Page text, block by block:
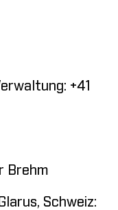
+41
Brehm
Schweiz: